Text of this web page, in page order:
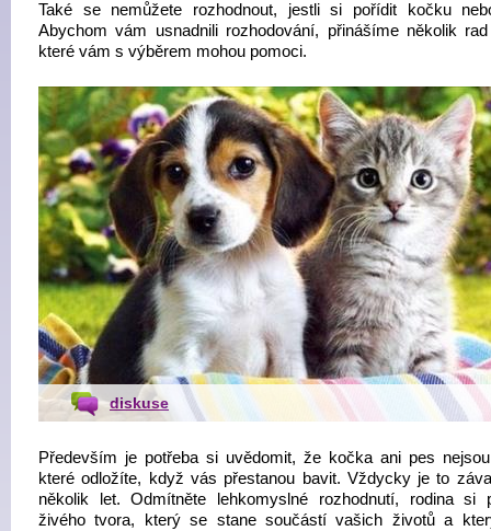
Také se nemůžete rozhodnout, jestli si pořídit kočku
Abychom vám usnadnili rozhodování, přinášíme několik
které vám s výběrem mohou pomoci.
diskuse
Především je potřeba si uvědomit, že kočka ani pes nejsou
které odložíte, když vás přestanou bavit. Vždycky je to
několik let. Odmítněte lehkomyslné rozhodnutí, rodina si
živého tvora, který se stane součástí vašich životů a